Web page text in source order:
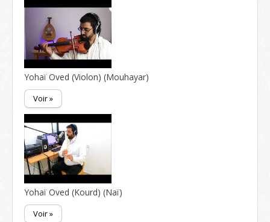
Yohaï Oved (Violon) (Mouhayar)
Voir »
Yohaï Oved (Kourd) (Naï)
Voir »